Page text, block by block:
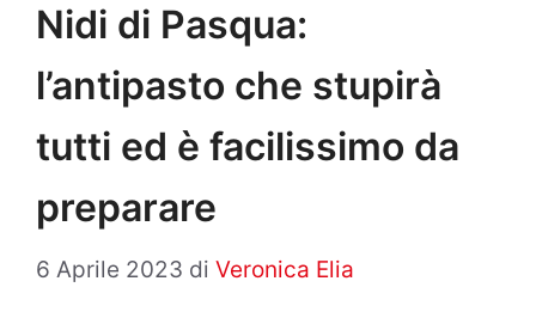
Nidi di Pasqua:
l’antipasto che stupirà
tutti ed è facilissimo da
preparare
6 Aprile 2023 di Veronica Elia